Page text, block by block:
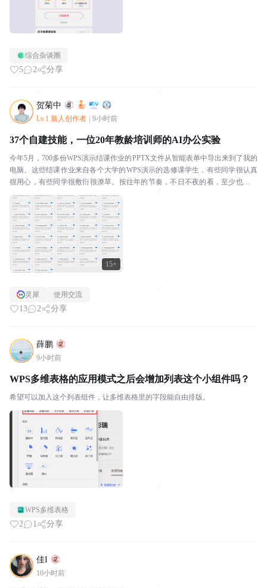
综合杂谈圈
5 2 分享
贺菊中
Lv.1 新人创作者 9小时前
15+
37个自建技能，一位20年教龄培训师的AI办公实验
今年5月，700多份WPS演示结课作业的PPTX文件从智能表单中导出来到了我的
电脑。这些结课作业来自各个大学的WPS演示的选修课学生，有些同学很认真
很用心，有些同学很敷衍很潦草。按往年的节奏，不日不夜的看，至少也要一
个星期。那是我第一次把一件事交给AI。我...
灵犀 使用交流
13 2 分享
薛鹏
9小时前
WPS多维表格的应用模式之后会增加列表这个小组件吗？
希望可以加入这个列表组件，让多维表格里的字段能自由排版。
WPS多维表格
2 1 分享
佳I
10小时前